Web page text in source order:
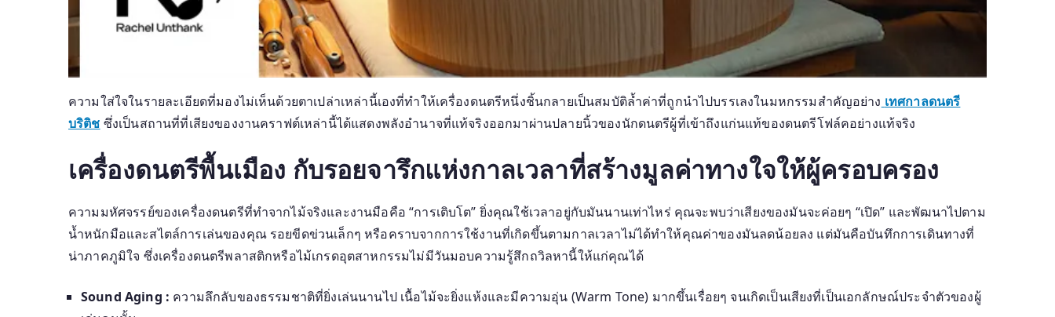
ความใส่ใจในรายละเอียดที่มองไม่เห็นด้วยตาเปล่าเหล่านี้เองที่ทำให้เครื่องดนตรีหนึ่งชิ้นกลายเป็นสมบัติล้ำค่าที่ถูกนำไปบรรเลงในมหกรรมสำคัญอย่าง เทศกาลดนตรี
บริติช ซึ่งเป็นสถานที่ที่เสียงของงานคราฟต์เหล่านี้ได้แสดงพลังอำนาจที่แท้จริงออกมาผ่านปลายนิ้วของนักดนตรีผู้ที่เข้าถึงแก่นแท้ของดนตรีโฟล์คอย่างแท้จริง
เครื่องดนตรีพื้นเมือง กับรอยจารึกแห่งกาลเวลาที่สร้างมูลค่าทางใจให้ผู้ครอบครอง
ความมหัศจรรย์ของเครื่องดนตรีที่ทำจากไม้จริงและงานมือคือ “การเติบโต” ยิ่งคุณใช้เวลาอยู่กับมันนานเท่าไหร่ คุณจะพบว่าเสียงของมันจะค่อยๆ “เปิด” และพัฒนาไปตาม
น้ำหนักมือและสไตล์การเล่นของคุณ รอยขีดข่วนเล็กๆ หรือคราบจากการใช้งานที่เกิดขึ้นตามกาลเวลาไม่ได้ทำให้คุณค่าของมันลดน้อยลง แต่มันคือบันทึกการเดินทางที่
น่าภาคภูมิใจ ซึ่งเครื่องดนตรีพลาสติกหรือไม้เกรดอุตสาหกรรมไม่มีวันมอบความรู้สึกถวิลหานี้ให้แก่คุณได้
Sound Aging : ความลึกลับของธรรมชาติที่ยิ่งเล่นนานไป เนื้อไม้จะยิ่งแห้งและมีความอุ่น (Warm Tone) มากขึ้นเรื่อยๆ จนเกิดเป็นเสียงที่เป็นเอกลักษณ์ประจำตัวของผู้